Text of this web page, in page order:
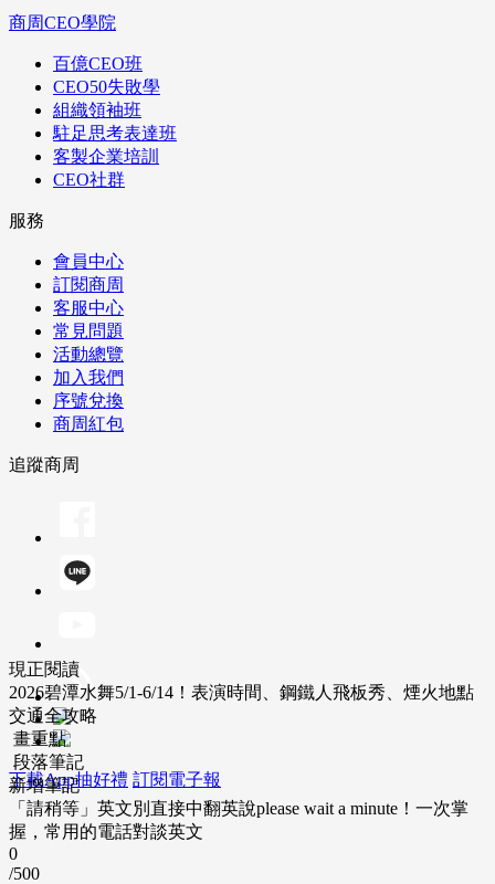
商周CEO學院
百億CEO班
CEO50失敗學
組織領袖班
駐足思考表達班
客製企業培訓
CEO社群
服務
會員中心
訂閱商周
客服中心
常見問題
活動總覽
加入我們
序號兌換
商周紅包
追蹤商周
下載App抽好禮 訂閱電子報
現正閱讀
2026碧潭水舞5/1-6/14！表演時間、鋼鐵人飛板秀、煙火地點
交通全攻略
畫重點
段落筆記
新增筆記
「請稍等」英文別直接中翻英說please wait a minute！一次掌
握，常用的電話對談英文
0
/500